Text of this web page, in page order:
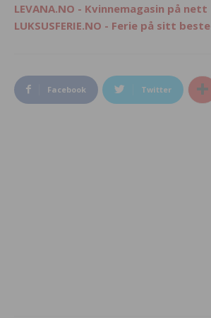
LEVANA.NO - Kvinnemagasin på nett
LUKSUSFERIE.NO - Ferie på sitt beste
Facebook Twitter